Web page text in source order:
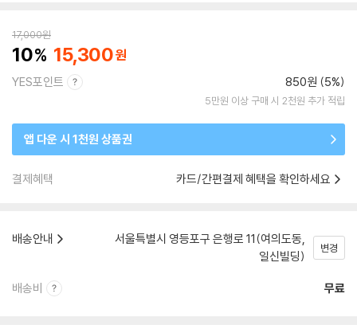
17,000원
10 15,300
YES포인트 850원 (5%)
5만원 이상 구매 시 2천원 추가 적립
앱 다운 시 1천원 상품권
결제혜택 카드/간편결제 혜택을 확인하세요
배송안내
서울특별시 영등포구 은행로 11(여의도동,
일신빌딩)
변경
배송비 무료